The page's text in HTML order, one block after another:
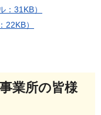
31KB）
）
業所の皆様